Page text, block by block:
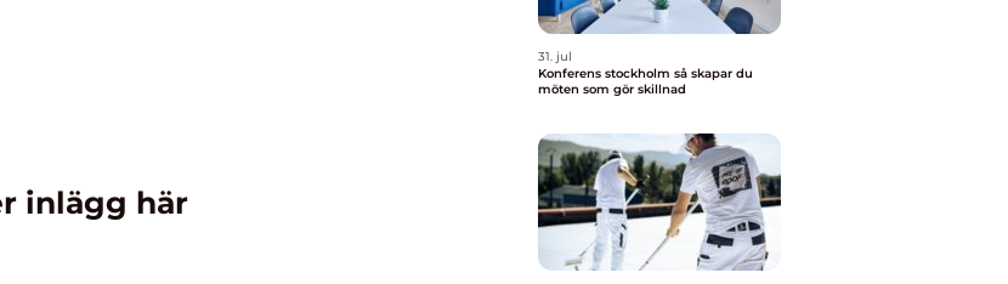
inlägg här
31. jul
Konferens stockholm så skapar du
möten som gör skillnad